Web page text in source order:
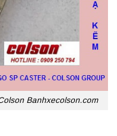
Banhxecolson.com